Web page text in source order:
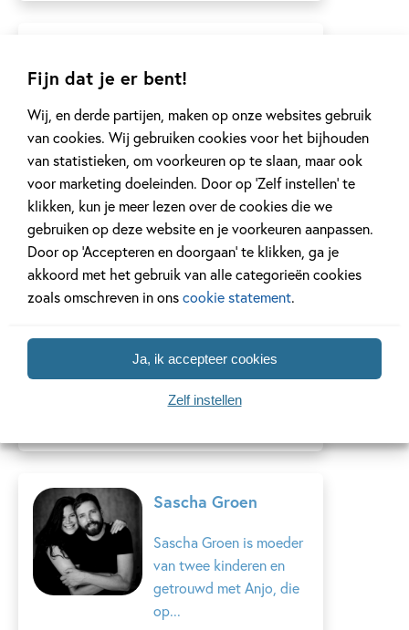
Fijn dat je er bent!
Wij, en derde partijen, maken op onze websites gebruik
van cookies. Wij gebruiken cookies voor het bijhouden
van statistieken, om voorkeuren op te slaan, maar ook
voor marketing doeleinden. Door op ‘Zelf instellen’ te
klikken, kun je meer lezen over de cookies die we
gebruiken op deze website en je voorkeuren aanpassen.
Door op ‘Accepteren en doorgaan’ te klikken, ga je
akkoord met het gebruik van alle categorieën cookies
zoals omschreven in onscookie statement.
Ja, ik accepteer cookies
Zelf instellen
Schrijven lijkt op
dromen. Zonder dat je
het van tevoren kunt
plannen...
Lees meer
Tom de Freston
Tom de Freston (1983)
studeerde in 2007 af van
Cambridge University....
Sascha Groen
Sascha Groen is moeder
van twee kinderen en
getrouwd met Anjo, die
op...